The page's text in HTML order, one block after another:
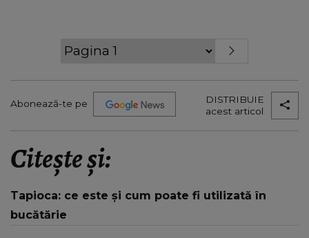
Abonează-te pe
DISTRIBUIE
acest articol
Citește și:
Tapioca: ce este și cum poate fi utilizată în
bucătărie